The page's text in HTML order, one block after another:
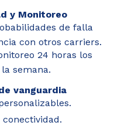
y Monitoreo
de falla
con otros carriers.
24 horas los
semana.
vanguardia
conectividad.